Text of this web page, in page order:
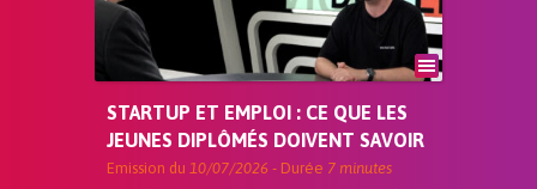
STARTUP ET EMPLOI : CE QUE LES
JEUNES DIPLÔMÉS DOIVENT SAVOIR
Emission du 10/07/2026 - Durée 7 minutes